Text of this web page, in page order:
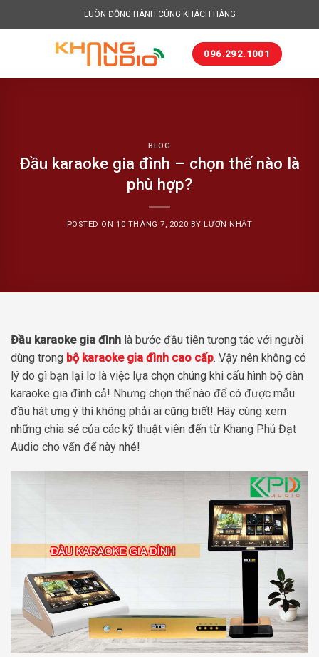
to
LUÔN ĐỒNG HÀNH CÙNG KHÁCH HÀNG
096.292.1001
BLOG
Đầu karaoke gia đình – chọn thế nào là
phù hợp?
POSTED ON10 THÁNG 7, 2020 BY LƯƠN NHẬT
Đầu karaoke gia đình là bước đầu tiên tương tác với người
dùng trong bộ karaoke gia đình cao cấp. Vậy nên không có
lý do gì bạn lại lơ là việc lựa chọn chúng khi cấu hình bộ dàn
karaoke gia đình cả! Nhưng chọn thế nào để có được mẫu
đầu hát ưng ý thì không phải ai cũng biết! Hãy cùng xem
những chia sẻ của các kỹ thuật viên đến từ Khang Phú Đạt
Audio cho vấn để này nhé!